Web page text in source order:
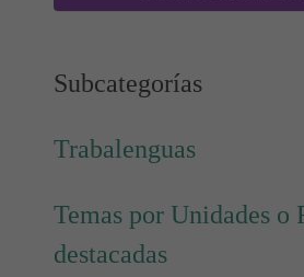
Subcategorías
Trabalenguas
Temas por Unidades o
destacadas